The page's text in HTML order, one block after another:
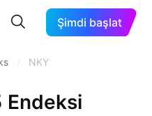
Şimdi başlat
NKY
Endeksi